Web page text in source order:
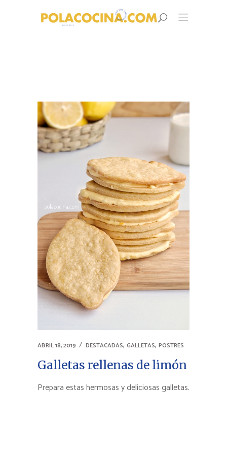
ABRIL 18, 2019 DESTACADAS, GALLETAS, POSTRES
Galletas rellenas de limón
Prepara estas hermosas y deliciosas galletas.